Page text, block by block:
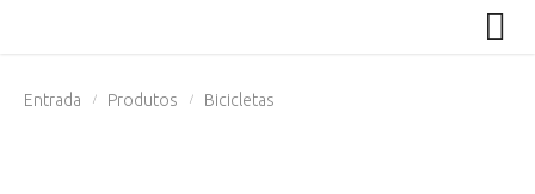
Entrada / Produtos / Bicicletas